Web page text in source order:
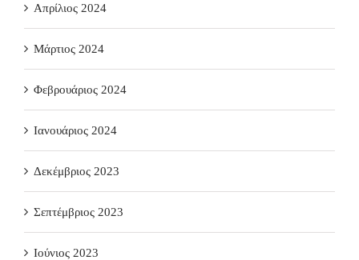
Απρίλιος 2024
Μάρτιος 2024
Φεβρουάριος 2024
Ιανουάριος 2024
Δεκέμβριος 2023
Σεπτέμβριος 2023
Ιούνιος 2023